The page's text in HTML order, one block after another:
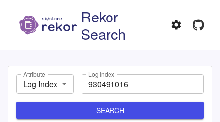
Rekor
Search
Attribute
Log Index
Log Index
SEARCH